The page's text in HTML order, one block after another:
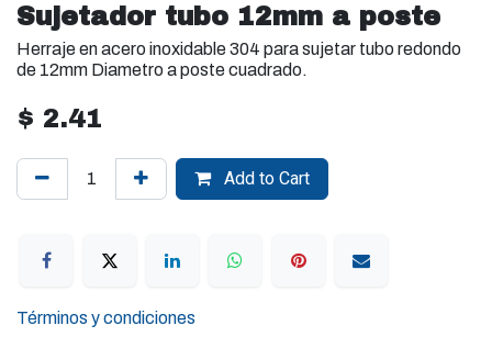
Sujetador tubo 12mm a poste
Herraje en acero inoxidable 304 para sujetar tubo redondo
de 12mm Diametro a poste cuadrado.
$ 2.41
Add to Cart
Términos y condiciones